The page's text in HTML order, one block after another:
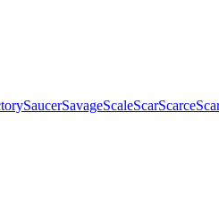
SaucerSavageScaleScarScarce